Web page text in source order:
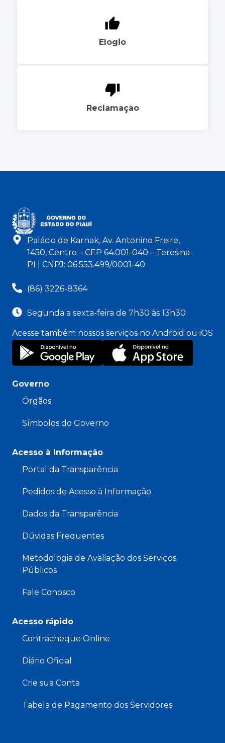
Elogio
Reclamação
Palácio de Karnak, Av. Antonino Freire,
1450, Centro – CEP 64.001-040 – Teresina-
PI | CNPJ: 06.553.499/0001-40
(86) 3226-8364
Segunda a sexta-feira de 7h30 às 13h30
Acesse também nossos serviços no Android ou iOS
Governo
Órgãos
Símbolos do Governo
Acesso à Informação
Portal da Transparência
Pedidos de Acesso à Informação
Dados da Transparência
Dúvidas Frequentes
Metodologia de Avaliação dos Serviços
Públicos
Fale Conosco
Acesso rápido
Contracheque Online
Diário Oficial
Crie sua Conta
Tabela de Pagamento dos Servidores